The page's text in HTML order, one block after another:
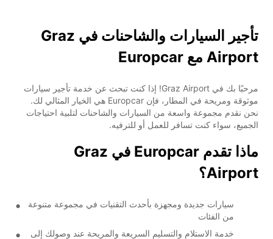
تأجير السيارات والشاحنات في Graz
Airport مع Europcar
مرحبًا بك في Graz Airport! إذا كنت تبحث عن خدمة تأجير سيارات
موثوقة ومريحة في المطار، فإن Europcar هي الخيار المثالي لك.
نحن نقدم مجموعة واسعة من السيارات والشاحنات لتلبية احتياجات
الجميع، سواء كنت تسافر للعمل أو للترفيه.
ماذا تقدم Europcar في Graz
Airport؟
سيارات جديدة ومجهزة بأحدث التقنيات في مجموعة متنوعة
من الفئات
خدمة الاستلام والتسليم السريعة والمريحة عند وصولك إلى